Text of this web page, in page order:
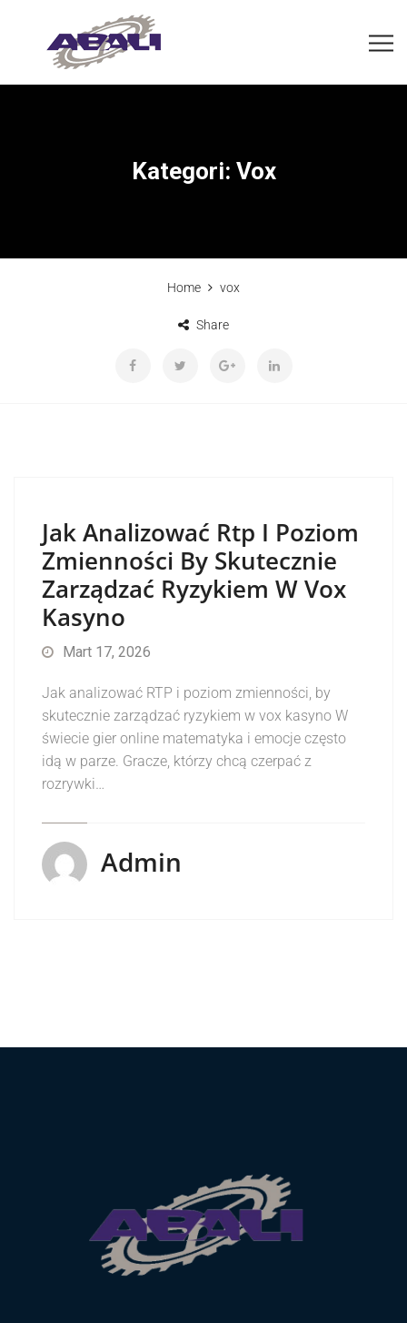
Kategori: Vox
Home vox
Share
Jak Analizować Rtp I Poziom
Zmienności By Skutecznie
Zarządzać Ryzykiem W Vox
Kasyno
Mart 17, 2026
Jak analizować RTP i poziom zmienności, by
skutecznie zarządzać ryzykiem w vox kasyno W
świecie gier online matematyka i emocje często
idą w parze. Gracze, którzy chcą czerpać z
rozrywki…
Admin